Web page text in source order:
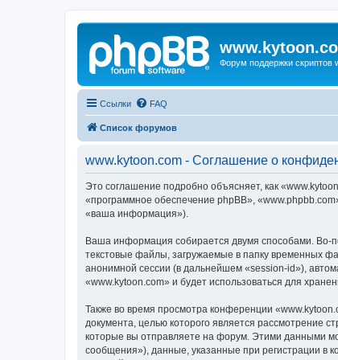
Форум поддержки скриптов
Ссылки FAQ
Список форумов
www.kytoon.com - Соглашение о
Это соглашение подробно объясняет, как
«программное обеспечение phpBB»,
«ваша информация»).
Ваша информация собирается двумя способами. Во-
текстовые файлы, загружаемые в папку временных
анонимной сессии (в дальнейшем «session-id»),
«www.kytoon.com» и будет использоваться для
Также во время просмотра конференции
документа, целью которого является
которые вы отправляете на форум. Этими данными
сообщения»), данные, указанные при регистрации в